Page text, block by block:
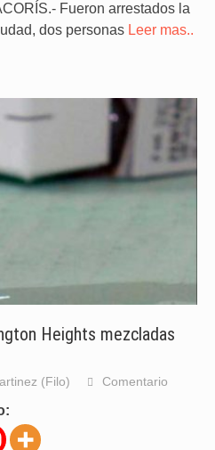
Fueron arrestados la
dos personas Leer mas..
Heights mezcladas
(Filo) Comentario